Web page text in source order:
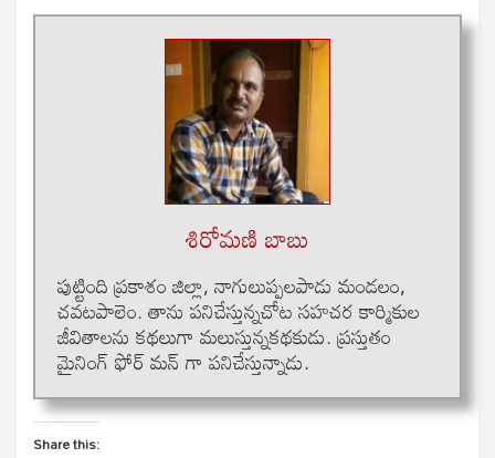
శిరోమణి బాబు
పుట్టింది ప్రకాశం జిల్లా, నాగులుప్పలపాడు మండలం,
చవటపాలెం. తాను ప‌నిచేస్తున్న‌చోట స‌హ‌చ‌ర కార్మికుల
జీవితాల‌ను క‌థ‌లుగా మ‌లుస్తున్న‌క‌థ‌కుడు. ప్ర‌స్తుతం
మైనింగ్ ఫోర్ మ‌న్ గా ప‌నిచేస్తున్నాడు.
Share this: